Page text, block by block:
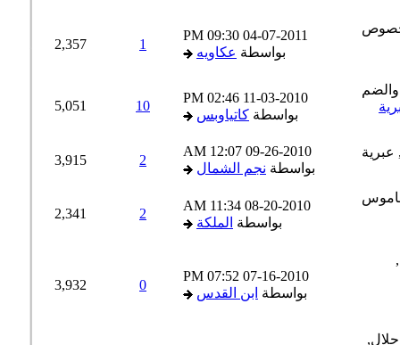
04-07-2011
09:30 PM
بواسطةعكاويه
2,357
11-03-2010
02:46 PM
بواسطةكاتياوبس
10
5,051
09-26-2010
12:07 AM
بواسطةنجم الشمال
3,915
08-20-2010
11:34 AM
بواسطةالملكة
2,341
07-16-2010
07:52 PM
بواسطةابن القدس
3,932